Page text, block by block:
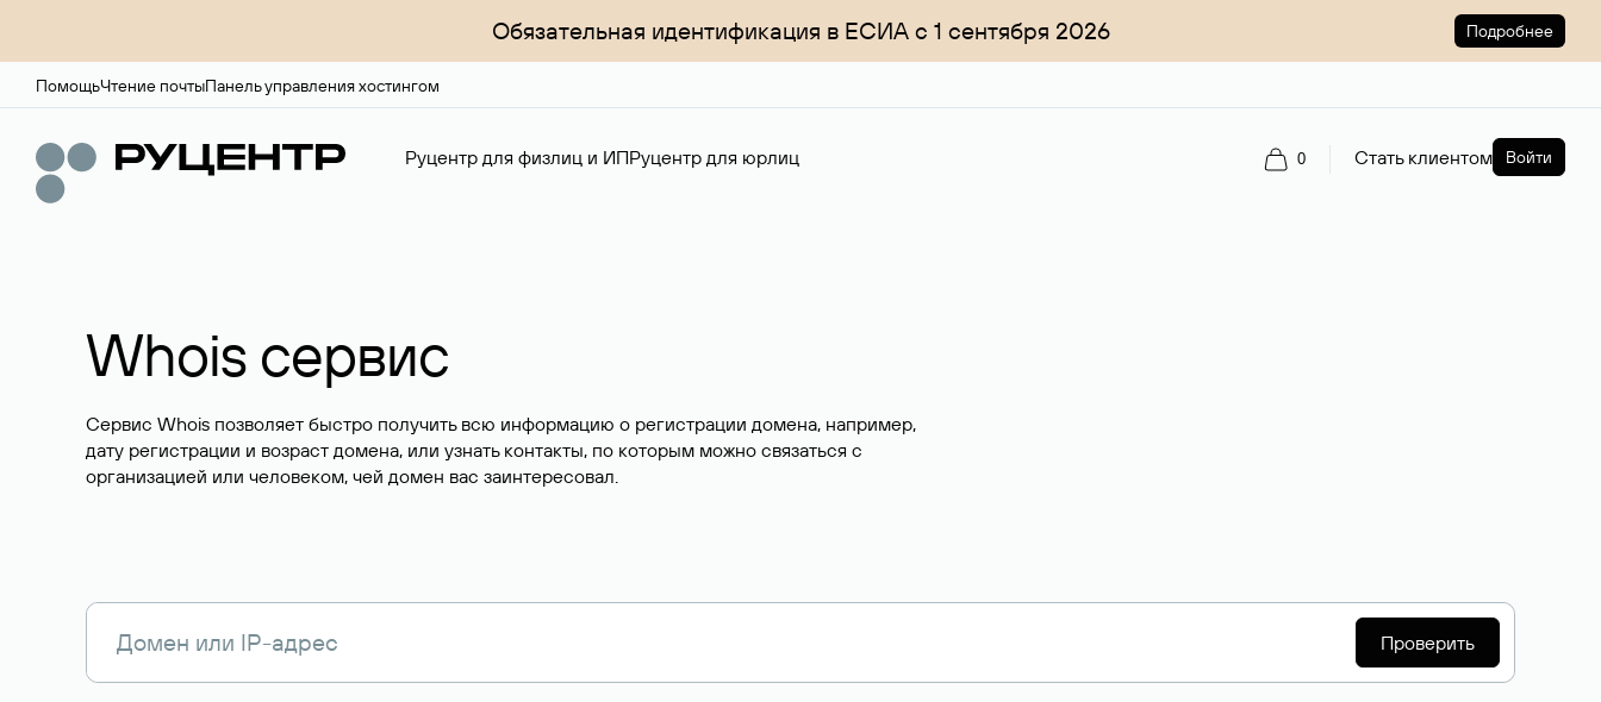
Обязательная идентификация в ЕСИА с 1 сентября 2026 Подробнее
ПомощьЧтение почтыПанель управления хостингом
Руцентр для физлиц и ИПРуцентр для юрлиц 0 Стать клиентом Войти
Whois сервис
Сервис Whois позволяет быстро получить всю информацию о регистрации домена, например,
дату регистрации и возраст домена, или узнать контакты, по которым можно связаться с
организацией или человеком, чей домен вас заинтересовал.
Проверить